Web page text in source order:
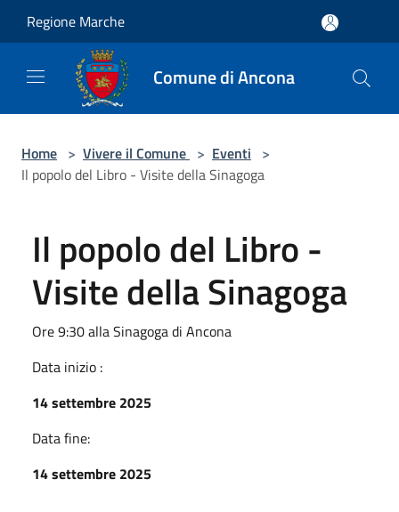
Regione Marche
Comune di Ancona
Home > Vivere il Comune > Eventi >
Il popolo del Libro - Visite della Sinagoga
Il popolo del Libro -
Visite della Sinagoga
Ore 9:30 alla Sinagoga di Ancona
Data inizio :
14 settembre 2025
Data fine:
14 settembre 2025